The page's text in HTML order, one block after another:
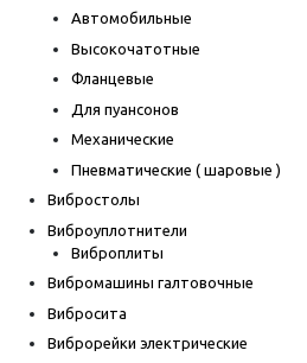
Автомобильные
Высокочатотные
Фланцевые
Для пуансонов
Механические
Пневматические ( шаровые )
Вибростолы
Виброуплотнители
Виброплиты
Вибромашины галтовочные
Вибросита
Виброрейки электрические